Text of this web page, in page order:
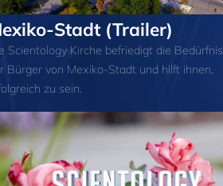
Stadt (Trailer)
Scientology Kirche befriedigt die
Bürger von Mexiko-Stadt und hilft ihnen,
zu sein.